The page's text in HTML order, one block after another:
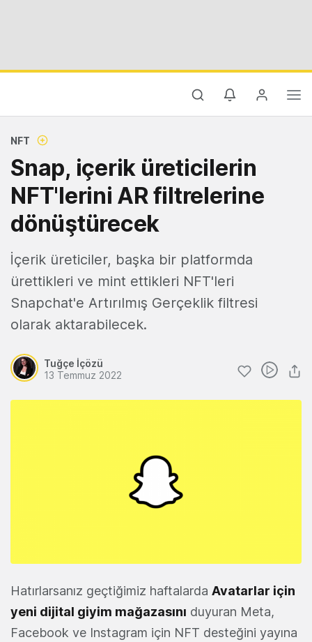
NFT
Snap, içerik üreticilerin
NFT'lerini AR filtrelerine
dönüştürecek
İçerik üreticiler, başka bir platformda
ürettikleri ve mint ettikleri NFT'leri
Snapchat'e Artırılmış Gerçeklik filtresi
olarak aktarabilecek.
Tuğçe İçözü
13 Temmuz 2022
Hatırlarsanız geçtiğimiz haftalarda Avatarlar için
yeni dijital giyim mağazasını duyuran Meta,
Facebook ve Instagram için NFT desteğini yayına